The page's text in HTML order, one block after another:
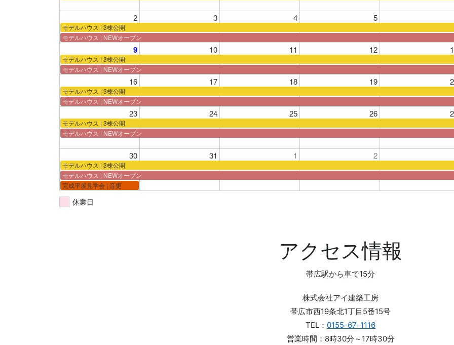
2 3 4 5
モデルハウス | 3棟公開
モデルハウス | NEWオープン
9 10 11 12
モデルハウス | 3棟公開
モデルハウス | NEWオープン
16 17 18 19
モデルハウス | 3棟公開
モデルハウス | NEWオープン
23 24 25 26
モデルハウス | 3棟公開
モデルハウス | NEWオープン
30 31 1 2
モデルハウス | 3棟公開
モデルハウス | NEWオープン
完成平屋見学会 | 音更
休業日
アクセス情報
帯広駅から車で15分
株式会社アイ建築工房
帯広市西19条北1丁目5番15号
TEL： 0155-67-1116
営業時間：8時30分～17時30分